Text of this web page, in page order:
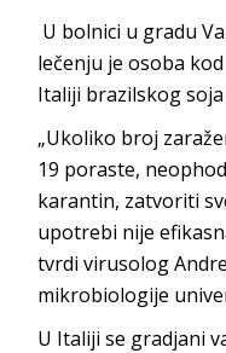
U bolnici u gradu
lečenju je osoba
Italiji brazilskog
„Ukoliko broj
19 poraste,
karantin, zatvoriti
upotrebi nije
tvrdi virusolog
mikrobiologije
U Italiji se gradjani